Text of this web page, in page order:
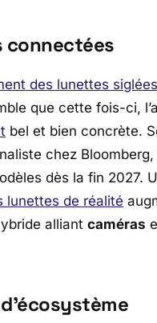
connectées
des lunettes siglées
que cette fois-ci,
bel et bien concrète.
chez Bloomberg
dès la fin 2027.
lunettes de réalité
alliant caméras